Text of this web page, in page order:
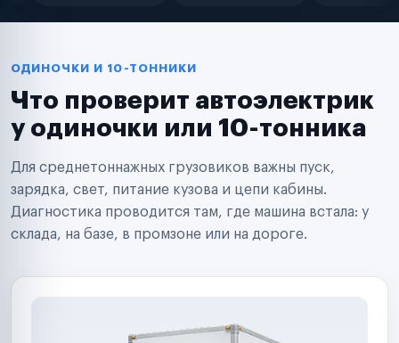
Таксопарки
Автодилеры
Поставщики запчастей
Аренда спецтехники
Ремонт спецтехники
Ритейл-сети
Управляющие компании
Страховые компании
ОДИНОЧКИ И 10-ТОННИКИ
Что проверит автоэлектрик
у одиночки или 10-тонника
Для среднетоннажных грузовиков важны пуск,
зарядка, свет, питание кузова и цепи кабины.
Диагностика проводится там, где машина встала: у
склада, на базе, в промзоне или на дороге.